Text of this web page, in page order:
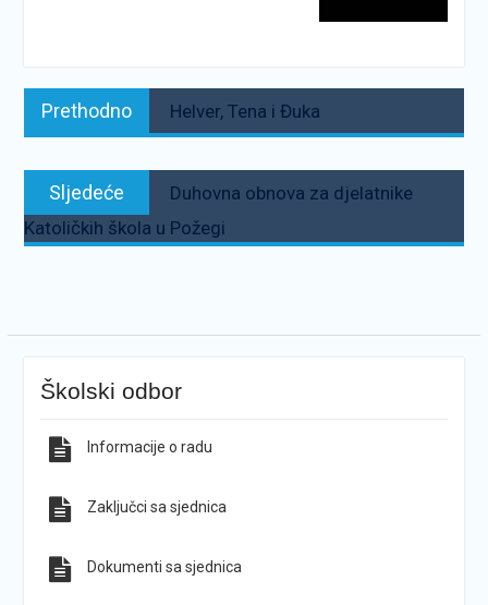
Navigacija
objava
Prethodno Helver, Tena i Đuka
Sljedeće
Duhovna obnova za djelatnike
Katoličkih škola u Požegi
Školski odbor
Informacije o radu
Zaključci sa sjednica
Dokumenti sa sjednica